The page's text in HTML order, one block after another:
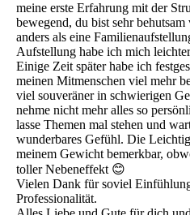
meine erste Erfahrung mit der
bewegend, du bist sehr
anders als eine
Aufstellung habe ich mich
Einige Zeit später habe ich
meinen Mitmenschen viel mehr
viel souveräner in schwierigen
nehme nicht mehr alles so
lasse Themen mal stehen und
wunderbares Gefühl. Die
meinem Gewicht bemerkbar,
toller Nebeneffekt 😊
Vielen Dank für soviel
Professionalität.